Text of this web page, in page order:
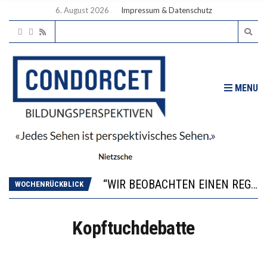
6. August 2026 Impressum & Datenschutz
MENU
WOCHENRÜCKBLICK
“WIR BEOBACHTEN EINEN REGELRECHTEN STURZFLUG BEI DEN LERNLEISTUNGEN”
DIE VERSTÄRKTE HARMONISIERUNG IM SCHULWESEN VERRINGERT DAS INNOVATIONSPOTENZIAL
Kopftuchdebatte